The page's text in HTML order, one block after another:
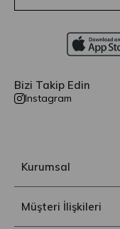
Bizi Takip Edin
Instagram
Kurumsal
Müşteri İlişkileri